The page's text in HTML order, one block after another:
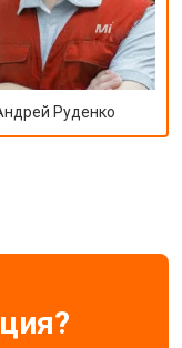
Руденко